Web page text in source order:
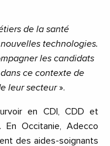
de la santé
technologies.
les candidats
ce contexte de
leur secteur».
en CDI, CDD et
Occitanie, Adecco
des aides-soignants